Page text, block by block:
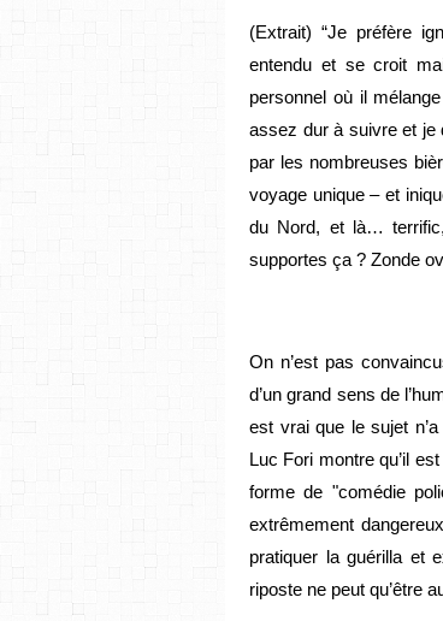
(Extrait) “Je préfère
entendu et se croit
personnel où il
assez dur à suivre et je
par les nombreuses
voyage unique – et
du Nord, et là…
supportes ça ? Zonde
On n’est pas
d’un grand sens de
est vrai que le sujet
Luc Fori montre qu’il
forme de "comédie
extrêmement
pratiquer la guérilla et
riposte ne peut qu’être